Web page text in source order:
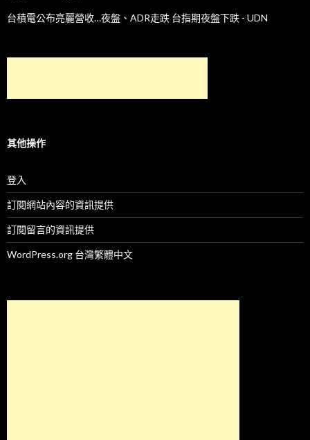
台積電公布亮麗營收…夜盤、ADR走跌 台指期夜盤下跌 - UDN
其他操作
登入
訂閱網站內容的資訊提供
訂閱留言的資訊提供
WordPress.org 台灣繁體中文